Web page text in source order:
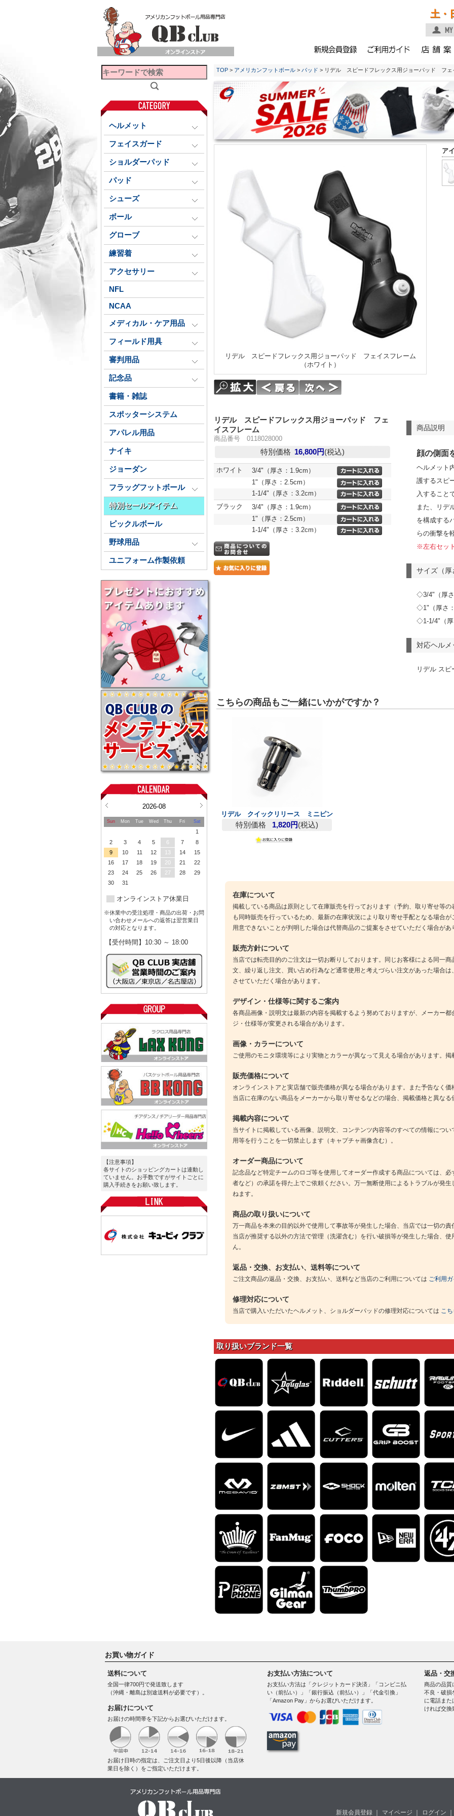
土・
ヘルメット
フェイスガード
ショルダーパッド
パッド
シューズ
ボール
グローブ
練習着
アクセサリー
NFL
NCAA
メディカル・ケア用品
フィールド用具
審判用品
記念品
書籍・雑誌
スポッターシステム
アパレル用品
ナイキ
ジョーダン
フラッグフットボール
特別セールアイテム
ピックルボール
野球用品
ユニフォーム作製依頼
2026-08
Sun Mon Tue Wed Thu Fri Sat
1
2
3 4 5 6 7
8
9
10 11 12 13 14
15
16
17 18 19 20 21
22
23
24 25 26 27 28
29
30
31
オンラインストア休業日
※休業中の受注処理・商品の出荷・お問
い合わせメールへの返答は翌営業日
の対応となります。
【受付時間】10:30 ～ 18:00
【注意事項】
各サイトのショッピングカートは連動し
ていません。お手数ですがサイトごとに
購入手続きをお願い致します。
TOP > アメリカンフットボール > パッド > リデル スピードフレックス用ジョーパッド フェ
ア
リデル スピードフレックス用ジョーパッド フェイスフレーム
（ホワイト）
商品説明
顔の側面
ヘルメット
護するスピ
入すること
また、リデ
を構成する
らの衝撃を
※左右セッ
サイズ（厚
◇3/4"（厚さ
◇1"（厚さ
◇1-1/4"（厚
対応ヘルメ
リデル スピ
リデル スピードフレックス用ジョーパッド フェ
イスフレーム
商品番号 0118028000
特別価格 16,800円(税込)
ホワイト
3/4"（厚さ：1.9cm）
1"（厚さ：2.5cm）
1-1/4"（厚さ：3.2cm）
ブラック
3/4"（厚さ：1.9cm）
1"（厚さ：2.5cm）
1-1/4"（厚さ：3.2cm）
こちらの商品もご一緒にいかがですか？
リデル クイックリリース ミニピン
特別価格 1,820円(税込)
在庫について
掲載している商品は原則として在庫販売を行っております（予約、取り寄せ等
も同時販売を行っているため、最新の在庫状況により取り寄せ手配となる場合
用意できないことが判明した場合は代替商品のご提案をさせていただく場合があ
販売方針について
当店では転売目的のご注文は一切お断りしております。同じお客様による同一
文、繰り返し注文、買い占め行為など通常使用と考えづらい注文があった場合
させていただく場合があります。
デザイン・仕様等に関するご案内
各商品画像・説明文は最新の内容を掲載するよう努めておりますが、メーカー
ジ・仕様等が変更される場合があります。
画像・カラーについて
ご使用のモニタ環境等により実物とカラーが異なって見える場合があります。掲
販売価格について
オンラインストアと実店舗で販売価格が異なる場合があります。また予告なく価
当店に在庫のない商品をメーカーから取り寄せるなどの場合、掲載価格と異なる
掲載内容について
当サイトに掲載している画像、説明文、コンテンツ内容等のすべての情報につい
用等を行うことを一切禁止します（キャプチャ画像含む）。
オーダー商品について
記念品など特定チームのロゴ等を使用してオーダー作成する商品については、
者など）の承諾を得た上でご依頼ください。万一無断使用によるトラブルが発
ねます。
商品の取り扱いについて
万一商品を本来の目的以外で使用して事故等が発生した場合、当店では一切の
当店が推奨する以外の方法で管理（洗濯含む）を行い破損等が発生した場合、
ん。
返品・交換、お支払い、送料等について
ご注文商品の返品・交換、お支払い、送料など当店のご利用については ご利用
修理対応について
当店で購入いただいたヘルメット、ショルダーパッドの修理対応については こち
取り扱いブランド一覧
お買い物ガイド
送料について
全国一律700円で発送致します
（沖縄・離島は別途送料が必要です）。
お届けについて
お届けの時間帯を下記からお選びいただけます。
お届け日時の指定は、ご注文日より5日後以降（当店休
業日を除く）をご指定いただけます。
お支払い方法について
お支払い方法は「クレジットカード決済」「コンビニ払
い（前払い）」「銀行振込（前払い）」「代金引換」
「Amazon Pay」からお選びいただけます。
返品・交
商品の品質
不良・破損
に電話また
ければ交換
新規会員登録 マイページ ログイン